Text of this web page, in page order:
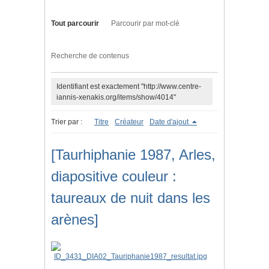
Tout parcourir Parcourir par mot-clé
Recherche de contenus
Identifiant est exactement "http://www.centre-
iannis-xenakis.org/items/show/4014"
Trier par : Titre Créateur Date d'ajout
[Taurhiphanie 1987, Arles,
diapositive couleur :
taureaux de nuit dans les
arènes]